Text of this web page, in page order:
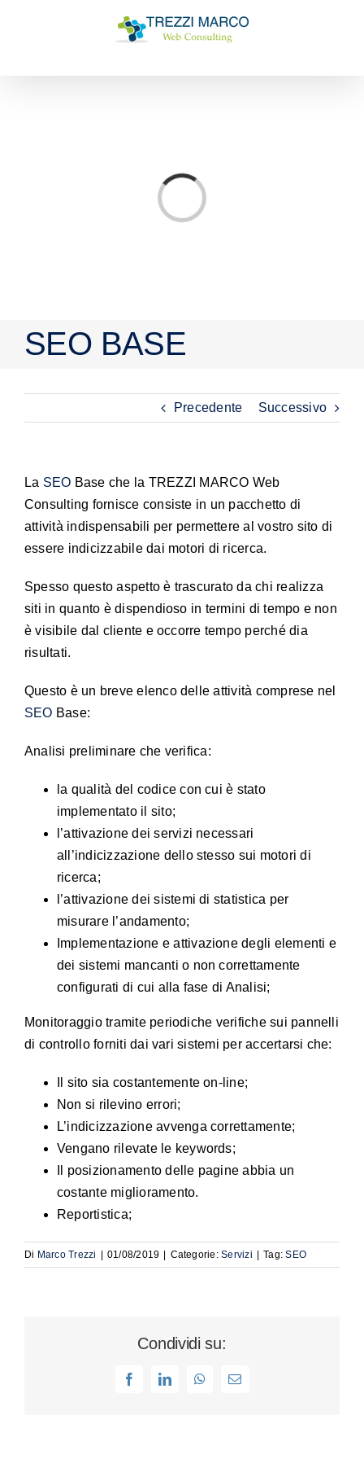
Caricamento...
SEO BASE
Precedente Successivo
La SEO Base che la TREZZI MARCO Web
Consulting fornisce consiste in un pacchetto di
attività indispensabili per permettere al vostro sito di
essere indicizzabile dai motori di ricerca.
Spesso questo aspetto è trascurato da chi realizza
siti in quanto è dispendioso in termini di tempo e non
è visibile dal cliente e occorre tempo perché dia
risultati.
Questo è un breve elenco delle attività comprese nel
SEO Base:
Analisi preliminare che verifica:
la qualità del codice con cui è stato
implementato il sito;
l’attivazione dei servizi necessari
all’indicizzazione dello stesso sui motori di
ricerca;
l’attivazione dei sistemi di statistica per
misurare l’andamento;
Implementazione e attivazione degli elementi e
dei sistemi mancanti o non correttamente
configurati di cui alla fase di Analisi;
Monitoraggio tramite periodiche verifiche sui pannelli
di controllo forniti dai vari sistemi per accertarsi che:
Il sito sia costantemente on-line;
Non si rilevino errori;
L’indicizzazione avvenga correttamente;
Vengano rilevate le keywords;
Il posizionamento delle pagine abbia un
costante miglioramento.
Reportistica;
Di Marco Trezzi 01/08/2019 Categorie:Servizi Tag:SEO
Condividi su:
FacebookLinkedInWhatsApp
Email